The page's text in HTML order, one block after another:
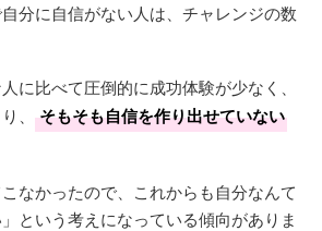
分に自信がない人は、チャレンジの数
に比べて圧倒的に成功体験が少なく、
、
そもそも自信を作り出せていない
こなかったので、これからも自分なんて
という考えになっている傾向がありま